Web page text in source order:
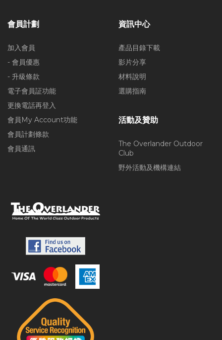
會員計劃
加入會員
- 會員優惠
- 升級條款
電子會員証功能
更換電話再登入
會員My Account功能
會員計劃條款
會員通訊
資訊中心
產品目錄下載
影片分享
材料說明
選購指南
活動及贊助
The Overlander Outdoor
Club
野外活動及機構連結